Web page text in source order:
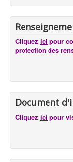
Cliquez ici pour
protection des
Document
Cliquez ici pour